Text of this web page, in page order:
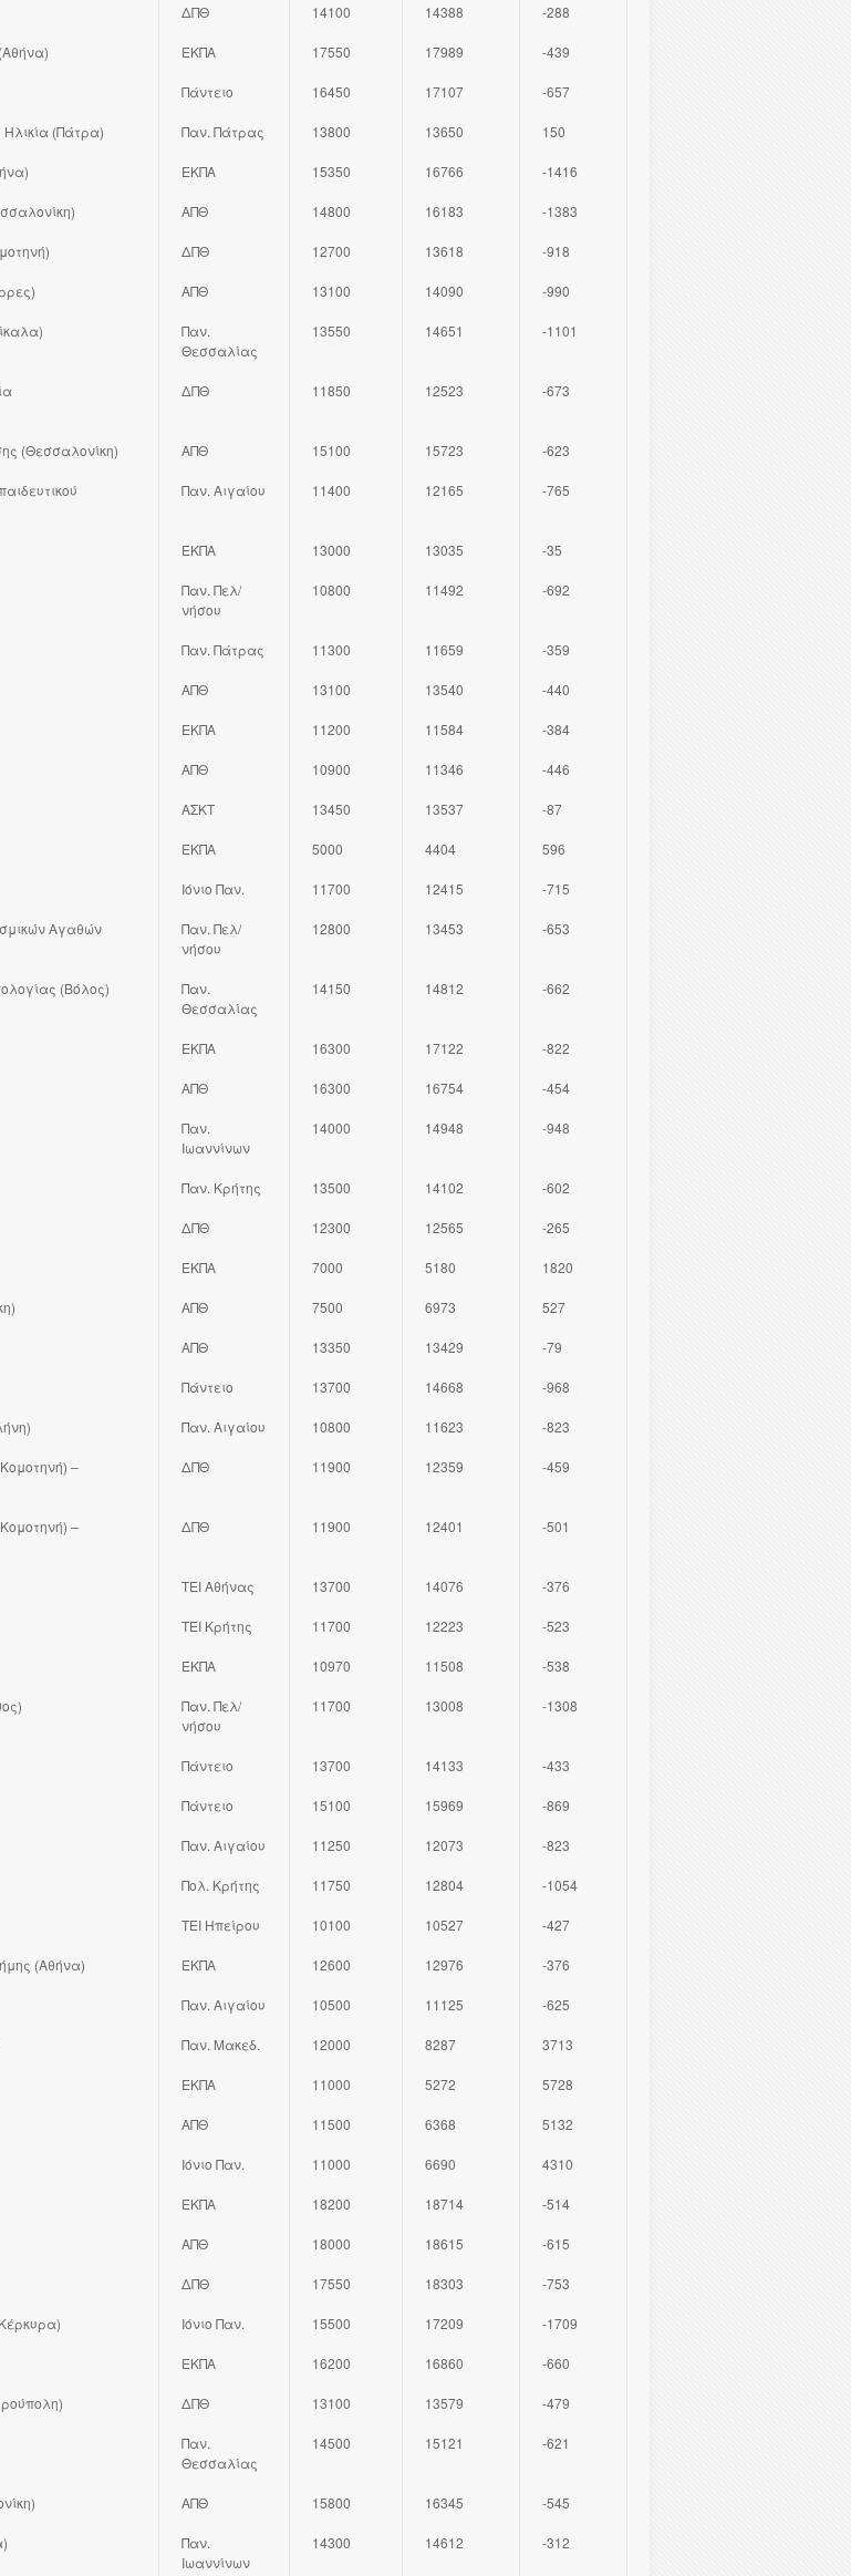
ΔΠΘ 14100 14388 -288
ΕΚΠΑ 17550 17989 -439
Πάντειο 16450 17107 -657
(Πάτρα) Παν. Πάτρας 13800 13650 150
ΕΚΠΑ 15350 16766 -1416
ΑΠΘ 14800 16183 -1383
ΔΠΘ 12700 13618 -918
ΑΠΘ 13100 14090 -990
Παν.
Θεσσαλίας
13550 14651 -1101
ΔΠΘ 11850 12523 -673
(Θεσσαλονίκη) ΑΠΘ 15100 15723 -623
Παν. Αιγαίου 11400 12165 -765
ΕΚΠΑ 13000 13035 -35
Παν. Πελ/
νήσου
10800 11492 -692
Παν. Πάτρας 11300 11659 -359
ΑΠΘ 13100 13540 -440
ΕΚΠΑ 11200 11584 -384
ΑΠΘ 10900 11346 -446
ΑΣΚΤ 13450 13537 -87
ΕΚΠΑ 5000 4404 596
Ιόνιο Παν. 11700 12415 -715
Αγαθών
Παν. Πελ/
νήσου
12800 13453 -653
(Βόλος)
Παν.
Θεσσαλίας
14150 14812 -662
ΕΚΠΑ 16300 17122 -822
ΑΠΘ 16300 16754 -454
Παν.
Ιωαννίνων
14000 14948 -948
Παν. Κρήτης 13500 14102 -602
ΔΠΘ 12300 12565 -265
ΕΚΠΑ 7000 5180 1820
ΑΠΘ 7500 6973 527
ΑΠΘ 13350 13429 -79
Πάντειο 13700 14668 -968
Παν. Αιγαίου 10800 11623 -823
–
ΔΠΘ 11900 12359 -459
–
ΔΠΘ 11900 12401 -501
ΤΕΙ Αθήνας 13700 14076 -376
ΤΕΙ Κρήτης 11700 12223 -523
ΕΚΠΑ 10970 11508 -538
Παν. Πελ/
νήσου
11700 13008 -1308
Πάντειο 13700 14133 -433
Πάντειο 15100 15969 -869
Παν. Αιγαίου 11250 12073 -823
Πολ. Κρήτης 11750 12804 -1054
ΤΕΙ Ηπείρου 10100 10527 -427
(Αθήνα) ΕΚΠΑ 12600 12976 -376
Παν. Αιγαίου 10500 11125 -625
Παν. Μακεδ. 12000 8287 3713
ΕΚΠΑ 11000 5272 5728
ΑΠΘ 11500 6368 5132
Ιόνιο Παν. 11000 6690 4310
ΕΚΠΑ 18200 18714 -514
ΑΠΘ 18000 18615 -615
ΔΠΘ 17550 18303 -753
Ιόνιο Παν. 15500 17209 -1709
ΕΚΠΑ 16200 16860 -660
ΔΠΘ 13100 13579 -479
Παν.
Θεσσαλίας
14500 15121 -621
ΑΠΘ 15800 16345 -545
Παν.
Ιωαννίνων
14300 14612 -312